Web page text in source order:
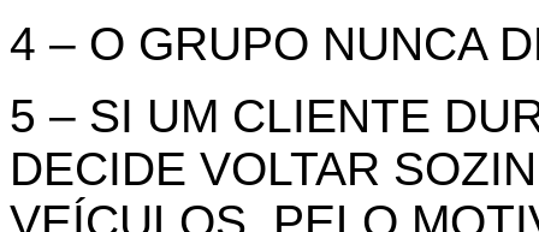
4 – O GRUPO NUNCA
5 – SI UM CLIENTE
DECIDE VOLTAR